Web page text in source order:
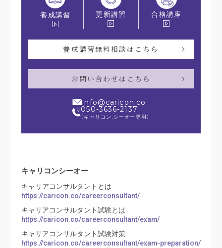
養成講習 更新講習 合格講座
養成講習無料相談はこちら
お問い合わせはこちら
info@caricon.co
050-3636-2137
（キャリコン.シーオー専用）
キャリコンシーオー
キャリアコンサルタントとは
https://caricon.co/careerconsultant/
キャリアコンサルタント試験とは
https://caricon.co/careerconsultant/exam/
キャリアコンサルタント試験対策
https://caricon.co/careerconsultant/exam-preparation/